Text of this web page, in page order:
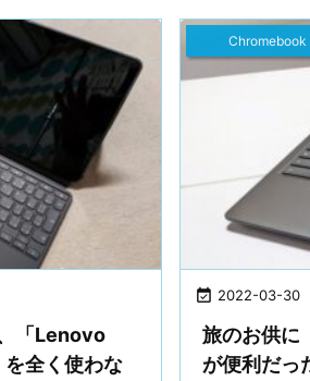
「Lenovo
全く使わな
 2022-03-30
Chromebook
旅のお供に
が便利だっ